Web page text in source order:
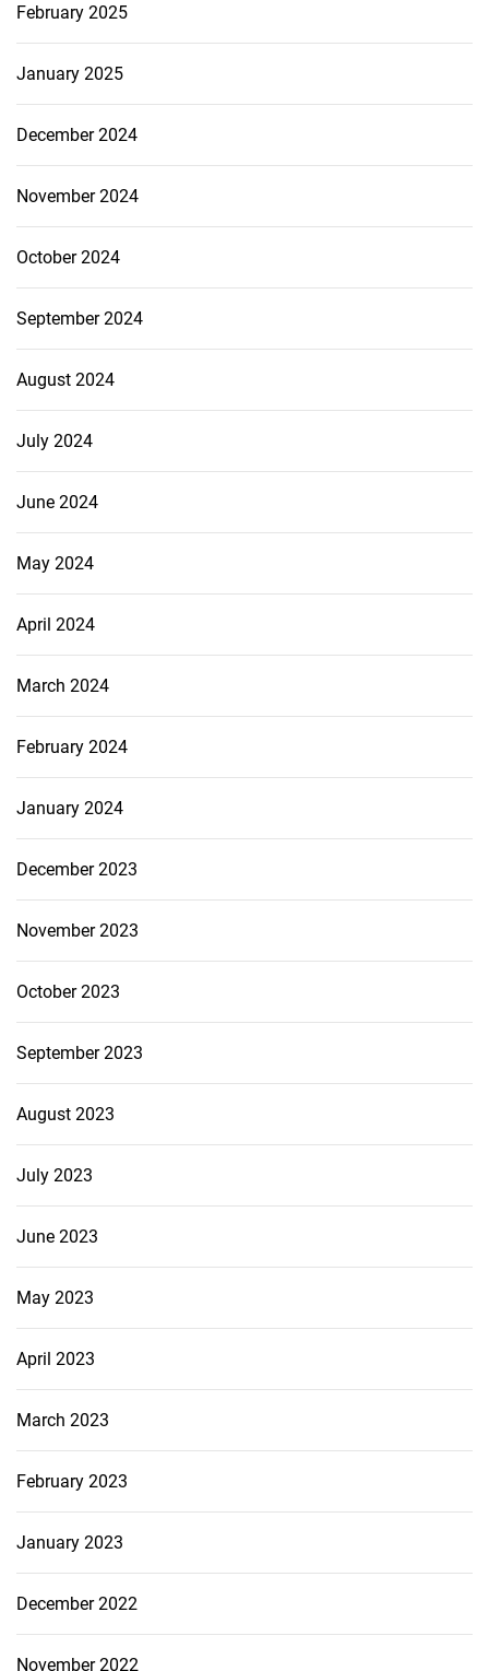
February 2025
January 2025
December 2024
November 2024
October 2024
September 2024
August 2024
July 2024
June 2024
May 2024
April 2024
March 2024
February 2024
January 2024
December 2023
November 2023
October 2023
September 2023
August 2023
July 2023
June 2023
May 2023
April 2023
March 2023
February 2023
January 2023
December 2022
November 2022